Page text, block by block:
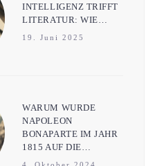
INTELLIGENZ TRIFFT
LITERATUR: WIE…
19. Juni 2025
WARUM WURDE
NAPOLEON
BONAPARTE IM JAHR
1815 AUF DIE…
4. Oktober 2024